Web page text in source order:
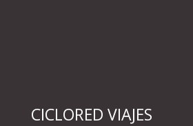
CICLORED VIAJES